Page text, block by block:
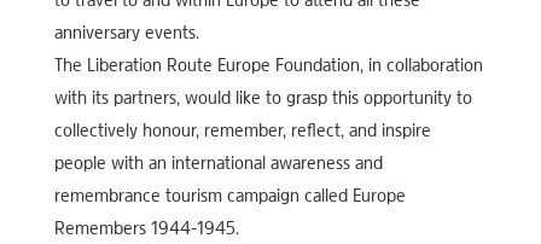
anniversary events.
The Liberation Route Europe Foundation, in collaboration
with its partners, would like to grasp this opportunity to
collectively honour, remember, reflect, and inspire
people with an international awareness and
remembrance tourism campaign called Europe
Remembers 1944-1945.